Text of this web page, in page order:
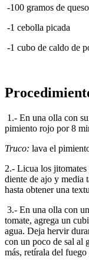
-100 gramos de
-1 cebolla picada
-1 cubo de caldo de
1.- En una olla con
pimiento rojo por 8
Truco: lava el
2.- Licua los
diente de ajo y media
hasta obtener una
3.- En una olla con
tomate, agrega un
agua. Deja hervir
con un poco de sal al
más, retírala del fuego